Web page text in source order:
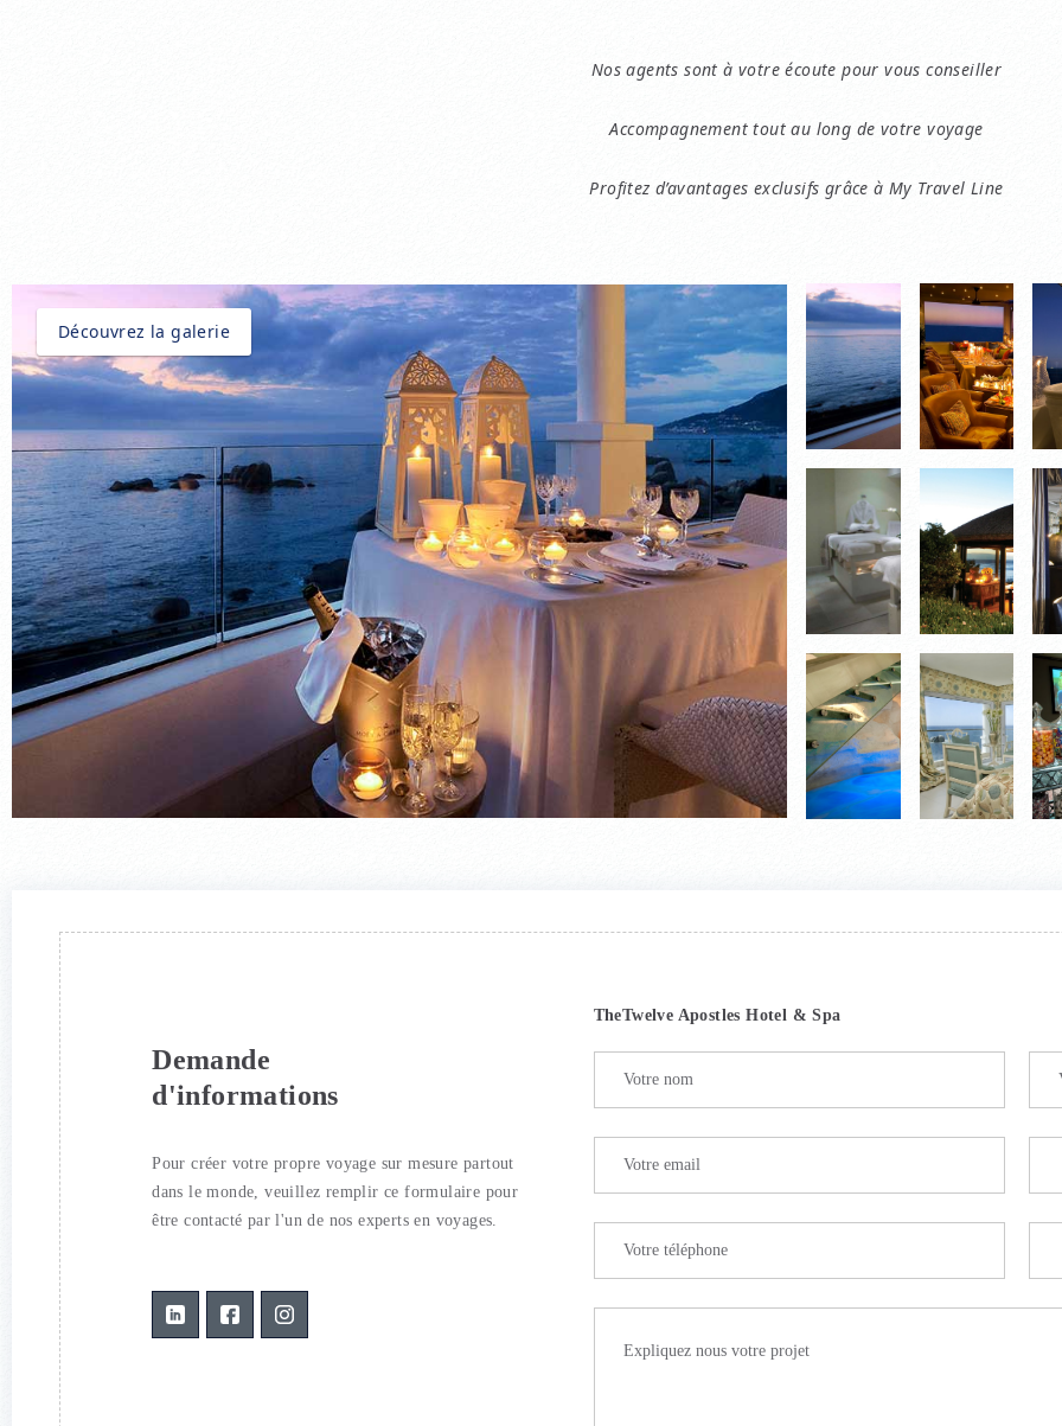
Nos agents sont à votre écoute pour vous conseiller
Accompagnement tout au long de votre voyage
Profitez d’avantages exclusifs grâce à My Travel Line
Découvrez la galerie
Demande
d'informations
Pour créer votre propre voyage sur mesure partout
dans le monde, veuillez remplir ce formulaire pour
être contacté par l'un de nos experts en voyages.
TheTwelve Apostles Hotel & Spa